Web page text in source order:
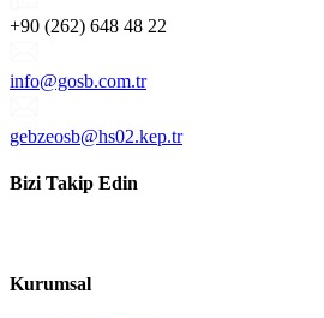
+90 (262) 648 48 22
info@gosb.com.tr
gebzeosb@hs02.kep.tr
Bizi Takip Edin
Kurumsal